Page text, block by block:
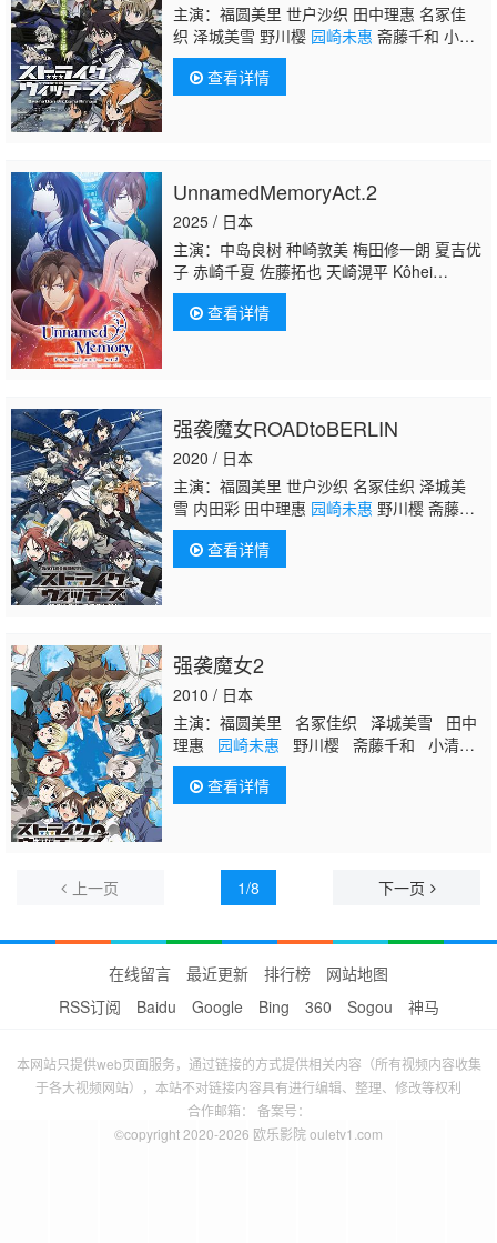
主演：福圆美里 世户沙织 田中理惠 名冢佳
织 泽城美雪 野川樱 园崎未惠 斋藤千和 小清
水亚美 门胁舞以 大桥步夕 植田佳奈 伊藤
静 矢作纱友里 加隈亚衣 高森奈津美 原由
实 江原正士 佐藤有世 河本启佑 高桥智秋 寺
查看详情
UnnamedMemoryAct.2
2025 / 日本
主演：中岛良树 种崎敦美 梅田修一朗 夏吉优
子 赤崎千夏 佐藤拓也 天崎滉平 Kôhei
Amasaki 森永千才 福山润 川澄绫子 清水理
沙园崎未惠梶裕貴 楠木灯
查看详情
强袭魔女ROADtoBERLIN
2020 / 日本
主演：福圆美里 世户沙织 名冢佳织 泽城美
雪 内田彩 田中理惠 园崎未惠 野川樱 斋藤千
和 小清水亚美 门胁舞以 大桥步夕
查看详情
强袭魔女2
2010 / 日本
主演：福圆美里 名冢佳织 泽城美雪 田中
理惠 园崎未惠 野川樱 斋藤千和 小清水
亚美 门胁舞以 大桥步夕 千叶纱子
查看详情
上一页 1/8 下一页
在线留言 最近更新 排行榜
网站地图
RSS订阅
Baidu Google Bing 360 Sogou 神马
本网站只提供web页面服务，通过链接的方式提供相关内容（所有视频内容收集
于各大视频网站），本站不对链接内容具有进行编辑、整理、修改等权利
合作邮箱： 备案号：
©copyright 2020-2026 欧乐影院 ouletv1.com